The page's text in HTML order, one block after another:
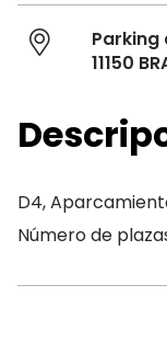
Parking
11150
D4,
Número de